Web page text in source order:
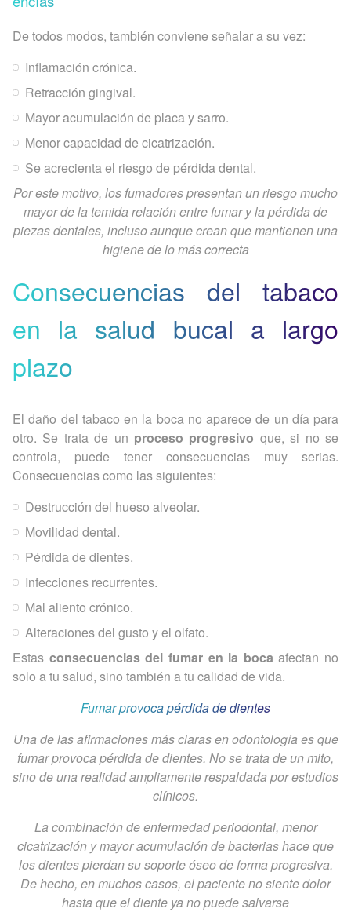
De todos modos, también conviene señalar a su vez:
Inflamación crónica.
Retracción gingival.
Mayor acumulación de placa y sarro.
Menor capacidad de cicatrización.
Se acrecienta el riesgo de pérdida dental.
Por este motivo, los fumadores presentan un riesgo mucho
mayor de la temida relación entre fumar y la pérdida de
piezas dentales, incluso aunque crean que mantienen una
higiene de lo más correcta
Consecuencias del tabaco
en la salud bucal a largo
plazo
El daño del tabaco en la boca no aparece de un día para
otro. Se trata de un proceso progresivo que, si no se
controla, puede tener consecuencias muy serias.
Consecuencias como las siguientes:
Destrucción del hueso alveolar.
Movilidad dental.
Pérdida de dientes.
Infecciones recurrentes.
Mal aliento crónico.
Alteraciones del gusto y el olfato.
Estas consecuencias del fumar en la boca afectan no
solo a tu salud, sino también a tu calidad de vida.
Fumar provoca pérdida de dientes
Una de las afirmaciones más claras en odontología es que
fumar provoca pérdida de dientes. No se trata de un mito,
sino de una realidad ampliamente respaldada por estudios
clínicos.
La combinación de enfermedad periodontal, menor
cicatrización y mayor acumulación de bacterias hace que
los dientes pierdan su soporte óseo de forma progresiva.
De hecho, en muchos casos, el paciente no siente dolor
hasta que el diente ya no puede salvarse